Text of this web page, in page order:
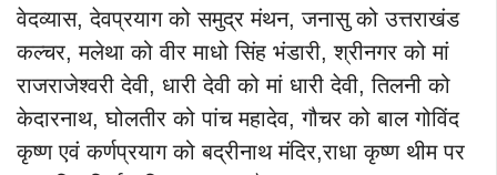
वेदव्यास, देवप्रयाग को समुद्र मंथन, जनासु को उत्तराखंड
कल्चर, मलेथा को वीर माधो सिंह भंडारी, श्रीनगर को मां
राजराजेश्वरी देवी, धारी देवी को मां धारी देवी, तिलनी को
केदारनाथ, घोलतीर को पांच महादेव, गौचर को बाल गोविंद
कृष्ण एवं कर्णप्रयाग को बद्रीनाथ मंदिर,राधा कृष्ण थीम पर